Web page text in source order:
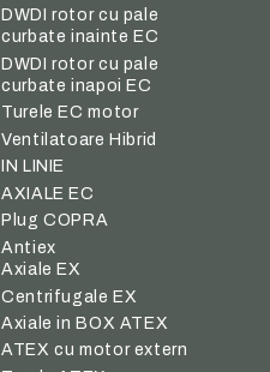
DWDI rotor cu pale
curbate inainte EC
DWDI rotor cu pale
curbate inapoi EC
Turele EC motor
Ventilatoare Hibrid
IN LINIE
AXIALE EC
Plug COPRA
Antiex
Axiale EX
Centrifugale EX
Axiale in BOX ATEX
ATEX cu motor extern